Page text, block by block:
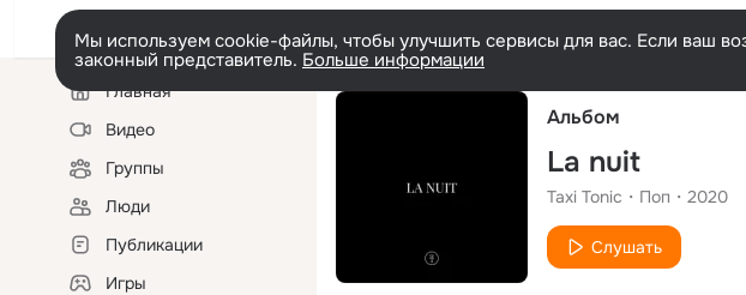
Мы используем cookie-файлы, чтобы улучшить сервисы для вас. Если ваш
законный представитель. Больше информации
Левая
колонкаГлавная
Видео
Группы
Люди
Публикации
Игры
Альбом
La nuit
Taxi Tonic Поп 2020
Слушать